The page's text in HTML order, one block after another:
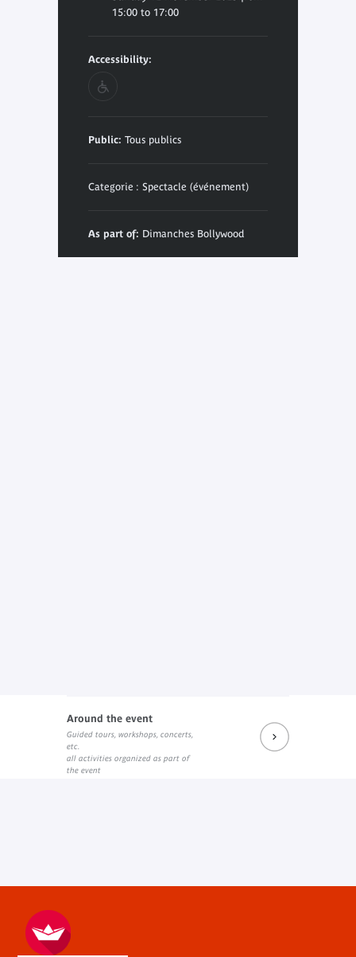
15:00 to 17:00
Accessibility:
Public: Tous publics
Categorie : Spectacle (événement)
As part of: Dimanches Bollywood
Around the event
Guided tours, workshops, concerts,
etc.
all activities organized as part of
the event